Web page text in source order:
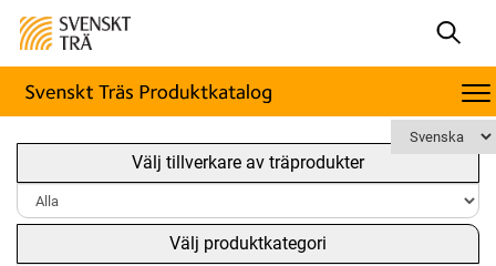
Välj tillverkare av träprodukter
Välj produktkategori